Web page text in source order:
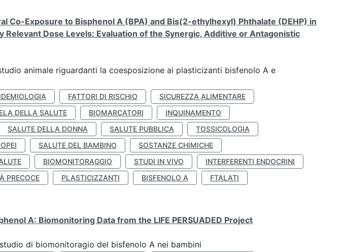
Co-Exposure to Bisphenol A (BPA) and Bis(2-ethylhexyl) Phthalate (DEHP) in
Relevant Dose Levels: Evaluation of the Synergic, Additive or Antagonistic
animale riguardanti la coesposizione ai plasticizanti bisfenolo A e
FATTORI DI RISCHIO
SICUREZZA ALIMENTARE
DELLA SALUTE BIOMARCATORI
INQUINAMENTO
SALUTE DELLA DONNA SALUTE PUBBLICA
TOSSICOLOGIA
SALUTE DEL BAMBINO
SOSTANZE CHIMICHE
BIOMONITORAGGIO STUDI IN VIVO
INTERFERENTI ENDOCRINI
PRECOCE PLASTICIZZANTI BISFENOLO A
FTALATI
A: Biomonitoring Data from the LIFE PERSUADED Project
studio di biomonitoragio del bisfenolo A nei bambini